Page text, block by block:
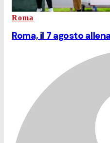
Roma
Roma, il 7 agosto